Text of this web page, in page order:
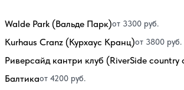
Walde Park (Вальде Парк)от 3300 руб.
Kurhaus Cranz (Курхаус Кранц)от 3800 руб.
Риверсайд кантри клуб (RiverSide country
Балтикаот 4200 руб.